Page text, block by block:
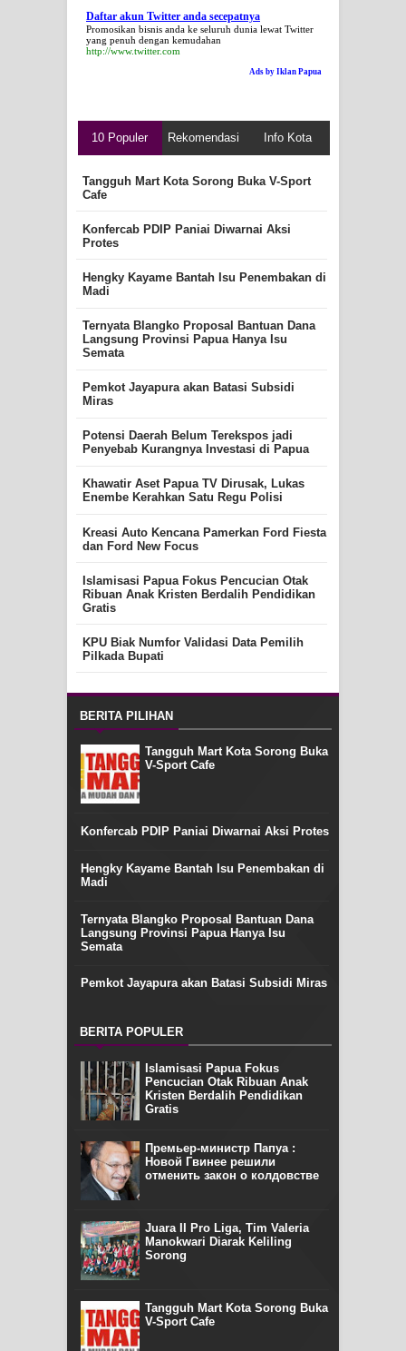
Daftar akun Twitter anda secepatnya
Promosikan bisnis anda ke seluruh dunia lewat Twitter
yang penuh dengan kemudahan
http://www.twitter.com
Ads by Iklan Papua
10 Populer Rekomendasi Info Kota
Tangguh Mart Kota Sorong Buka V-Sport
Cafe
Konfercab PDIP Paniai Diwarnai Aksi
Protes
Hengky Kayame Bantah Isu Penembakan di
Madi
Ternyata Blangko Proposal Bantuan Dana
Langsung Provinsi Papua Hanya Isu
Semata
Pemkot Jayapura akan Batasi Subsidi
Miras
Potensi Daerah Belum Terekspos jadi
Penyebab Kurangnya Investasi di Papua
Khawatir Aset Papua TV Dirusak, Lukas
Enembe Kerahkan Satu Regu Polisi
Kreasi Auto Kencana Pamerkan Ford Fiesta
dan Ford New Focus
Islamisasi Papua Fokus Pencucian Otak
Ribuan Anak Kristen Berdalih Pendidikan
Gratis
KPU Biak Numfor Validasi Data Pemilih
Pilkada Bupati
BERITA PILIHAN
Tangguh Mart Kota Sorong Buka
V-Sport Cafe
Konfercab PDIP Paniai Diwarnai Aksi Protes
Hengky Kayame Bantah Isu Penembakan di
Madi
Ternyata Blangko Proposal Bantuan Dana
Langsung Provinsi Papua Hanya Isu
Semata
Pemkot Jayapura akan Batasi Subsidi Miras
BERITA POPULER
Islamisasi Papua Fokus
Pencucian Otak Ribuan Anak
Kristen Berdalih Pendidikan
Gratis
Премьер-министр Папуа :
Новой Гвинее решили
отменить закон о колдовстве
Juara II Pro Liga, Tim Valeria
Manokwari Diarak Keliling
Sorong
Tangguh Mart Kota Sorong Buka
V-Sport Cafe